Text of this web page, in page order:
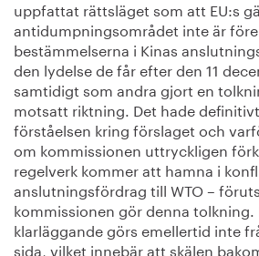
uppfattat rättsläget som att EU:s
antidumpningsområdet inte är
bestämmelserna i Kinas
den lydelse de får efter den 11
samtidigt som andra gjort en
motsatt riktning. Det hade
förståelsen kring förslaget och
om kommissionen uttryckligen
regelverk kommer att hamna i
anslutningsfördrag till WTO –
kommissionen gör denna
klarläggande görs emellertid inte
sida, vilket innebär att skälen